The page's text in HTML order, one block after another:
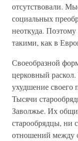
отсутствовали.
социальных
неоткуда. Поэтому
такими, как в
Своеобразной
церковный
ухудшение
Тысячи
Заволжье. Их
старообрядцы, ни
отношений между